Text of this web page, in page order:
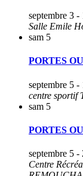
septembre 3 -
Salle Emile
sam 5
PORTES
septembre 5 -
centre sportif
sam 5
PORTES
septembre 5 -
Centre